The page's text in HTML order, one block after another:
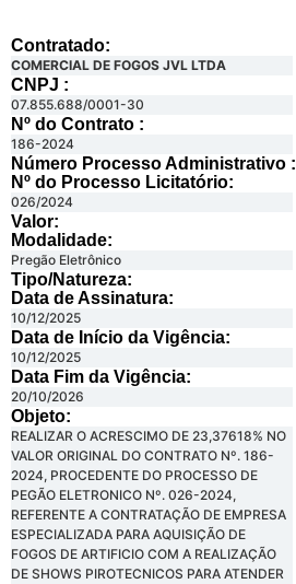
Contratado:
COMERCIAL DE FOGOS JVL LTDA
CNPJ :
07.855.688/0001-30
Nº do Contrato :
186-2024
Número Processo Administrativo :
Nº do Processo Licitatório:
026/2024
Valor:
Modalidade:
Pregão Eletrônico
Tipo/Natureza:
Data de Assinatura:
10/12/2025
Data de Início da Vigência:
10/12/2025
Data Fim da Vigência:
20/10/2026
Objeto:
REALIZAR O ACRESCIMO DE 23,37618% NO
VALOR ORIGINAL DO CONTRATO Nº. 186-
2024, PROCEDENTE DO PROCESSO DE
PEGÃO ELETRONICO Nº. 026-2024,
REFERENTE A CONTRATAÇÃO DE EMPRESA
ESPECIALIZADA PARA AQUISIÇÃO DE
FOGOS DE ARTIFICIO COM A REALIZAÇÃO
DE SHOWS PIROTECNICOS PARA ATENDER